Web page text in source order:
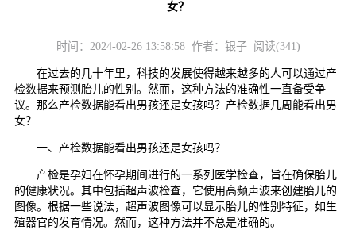
女？
时间：2024-02-26 13:58:58 作者：银子 阅读(341)
在过去的几十年里，科技的发展使得越来越多的人可以通过产
检数据来预测胎儿的性别。然而，这种方法的准确性一直备受争
议。那么产检数据能看出男孩还是女孩吗？产检数据几周能看出男
女？
一、产检数据能看出男孩还是女孩吗？
产检是孕妇在怀孕期间进行的一系列医学检查，旨在确保胎儿
的健康状况。其中包括超声波检查，它使用高频声波来创建胎儿的
图像。根据一些说法，超声波图像可以显示胎儿的性别特征，如生
殖器官的发育情况。然而，这种方法并不总是准确的。